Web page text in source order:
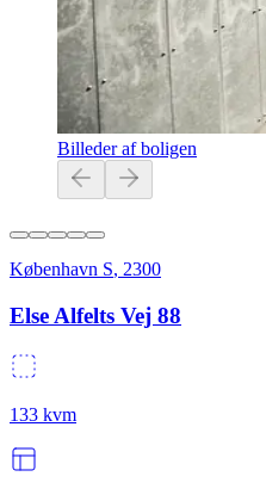
Billeder af boligen
København S, 2300
Else Alfelts Vej 88
133 kvm